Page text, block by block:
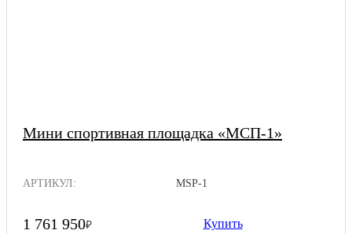
Мини спортивная площадка «МСП-1»
АРТИКУЛ: MSP-1
1 761 950₽ Купить